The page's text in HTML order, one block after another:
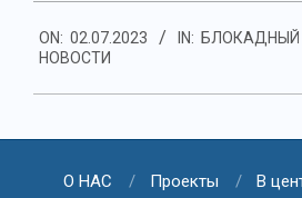
07-
02
ON: 02.07.2023 IN: БЛОКАДНЫЙ
НОВОСТИ
О НАС Проекты
В